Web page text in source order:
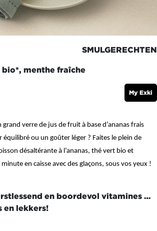
SMULGERECHTEN
bio*, menthe fraîche
My Exki
verre de jus de fruit à base d’ananas frais
ou un goûter léger ? Faites le plein de
désaltérante à l’ananas, thé vert bio et
en caisse avec des glaçons, sous vos yeux !
en boordevol vitamines …
en lekkers!